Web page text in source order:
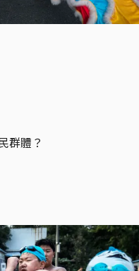
群體？